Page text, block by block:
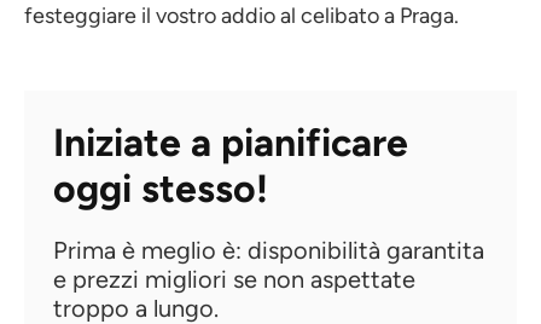
festeggiare il vostro addio al celibato a Praga.
Iniziate a pianificare
oggi stesso!
Prima è meglio è: disponibilità garantita
e prezzi migliori se non aspettate
troppo a lungo.